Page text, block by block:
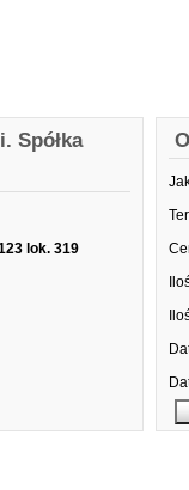
Spółka
lok. 319